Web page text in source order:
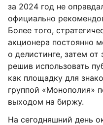
за 2024 год не
официально
Более того,
акционера постоянно
о делистинге, затем от
решив использовать
как площадку для
группой «Монополия»
выходом на биржу.
На сегодняшний день